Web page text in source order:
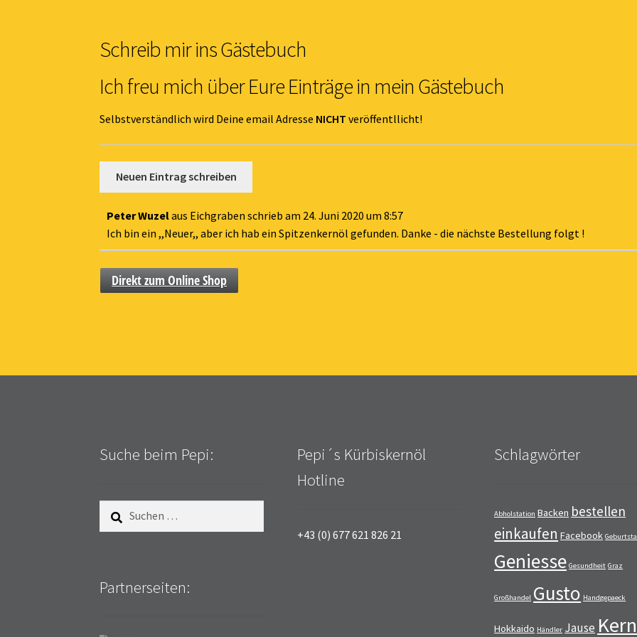
Schreib mir ins Gästebuch
Ich freu mich über Eure Einträge in mein Gästebuch
Selbstverständlich wird Deine email Adresse NICHT veröffentllicht!
Peter Wuzelaus Eichgraben schrieb am 24. Juni 2020 um 8:57
Ich bin ein ,,Neuer,, aber ich hab ein Spitzenkernöl gefunden. Danke - die nächste Bestellung folgt !
Direkt zum Online Shop
Suche beim Pepi:
nach:
Partnerseiten:
Pepi´s Kürbiskernöl
Hotline
+43 (0) 677 621 826 21
Schlagwörter
Abholstation Backen bestellen
einkaufen Facebook
Geniesse Gesundheit Graz
Großhandel Gusto Handgepaeck
Hokkaido Händler Jause